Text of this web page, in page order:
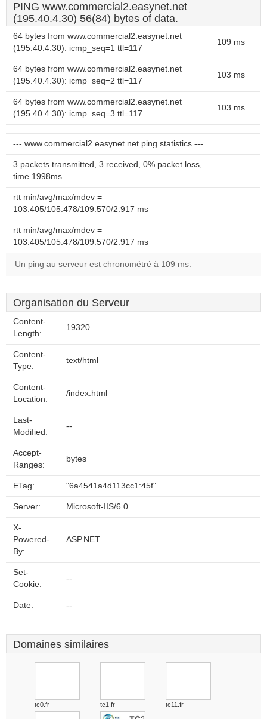
PING www.commercial2.easynet.net
(195.40.4.30) 56(84) bytes of data.
64 bytes from www.commercial2.easynet.net
(195.40.4.30): icmp_seq=1 ttl=117
109 ms
64 bytes from www.commercial2.easynet.net
(195.40.4.30): icmp_seq=2 ttl=117
103 ms
64 bytes from www.commercial2.easynet.net
(195.40.4.30): icmp_seq=3 ttl=117
103 ms
--- www.commercial2.easynet.net ping statistics ---
3 packets transmitted, 3 received, 0% packet loss,
time 1998ms
rtt min/avg/max/mdev =
103.405/105.478/109.570/2.917 ms
rtt min/avg/max/mdev =
103.405/105.478/109.570/2.917 ms
Un ping au serveur est chronométré à 109 ms.
Organisation du Serveur
Content-
Length:
19320
Content-
Type:
text/html
Content-
Location:
/index.html
Last-
Modified:
--
Accept-
Ranges:
bytes
ETag: "6a4541a4d113cc1:45f"
Server: Microsoft-IIS/6.0
X-
Powered-
By:
ASP.NET
Set-
Cookie:
--
Date: --
Domaines similaires
tc0.fr tc1.fr tc11.fr